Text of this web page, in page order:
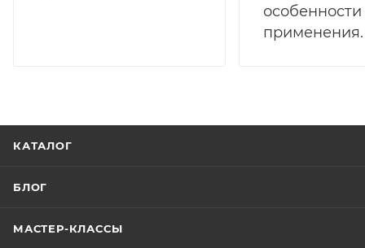
применения.
КАТАЛОГ
БЛОГ
МАСТЕР-КЛАССЫ